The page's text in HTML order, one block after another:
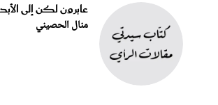
عابرون لكن إلى الأبد
منال الحصيني